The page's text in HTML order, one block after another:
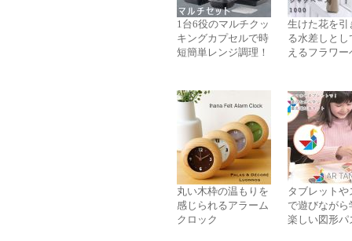
1台6役のマルチクッ
キングカプセルで時
短簡単レンジ調理！
生けた花を引
る水差しとし
えるフラワー
丸い木枠の温もりを
感じられるアラーム
クロック
タブレットや
で遊びながら
楽しい図形パ